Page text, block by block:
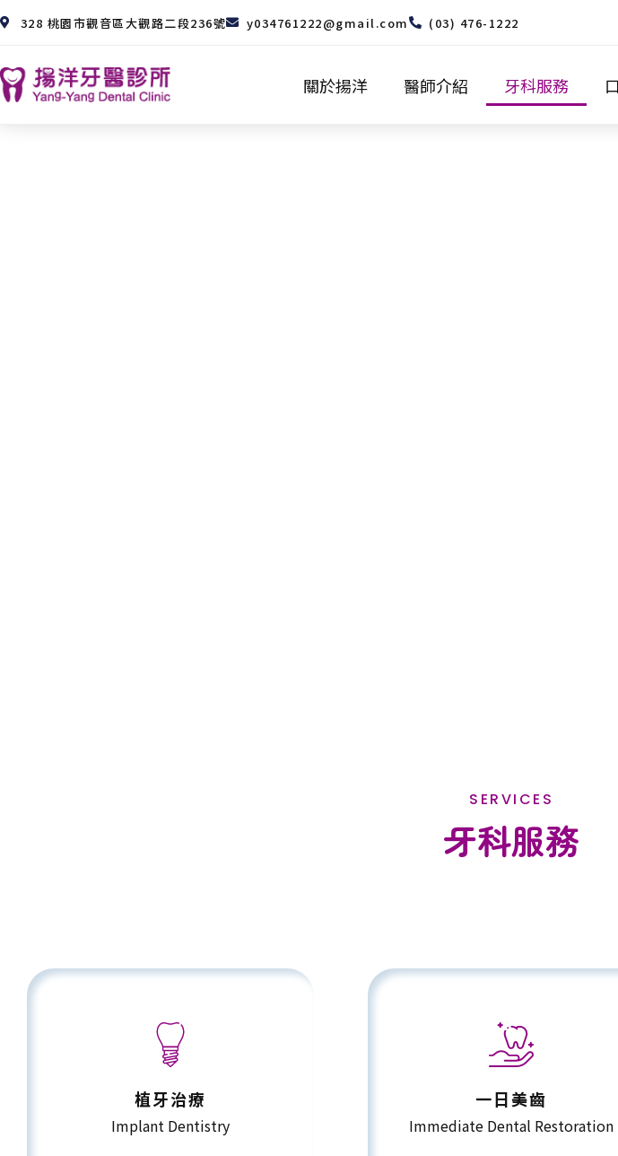
328 桃園市觀音區大觀路二段236號 y034761222@gmail.com (03) 476-1222
關於揚洋 醫師介紹 牙科服務
SERVICES
牙科服務
植牙治療
Implant Dentistry
一日美齒
Immediate Dental Restoration